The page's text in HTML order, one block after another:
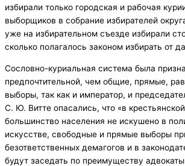
избирали только городская и рабочая
выборщиков в собрание избирателей
уже на избирательном съезде избирали
сколько полагалось законом избирать от
Сословно-куриальная система была
предпочтительной, чем общие, прямые,
выборы, так как и император, и
С. Ю. Витте опасались, что «в
большинство населения не искушено в
искусстве, свободные и прямые выборы
безответственных демагогов и в
будут заседать по преимуществу